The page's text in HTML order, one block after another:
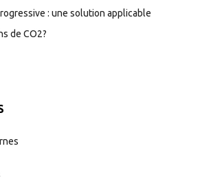
: une solution applicable
de CO2?